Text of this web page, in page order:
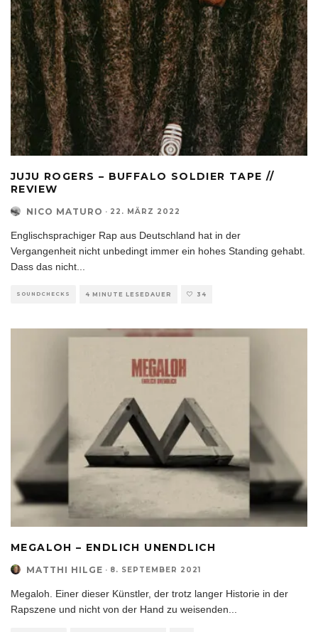
JUJU ROGERS – BUFFALO SOLDIER TAPE //
REVIEW
NICO MATURO · 22. MÄRZ 2022
Englischsprachiger Rap aus Deutschland hat in der
Vergangenheit nicht unbedingt immer ein hohes Standing gehabt.
Dass das nicht
SOUNDCHECKS 4 MINUTE LESEDAUER 34
MEGALOH – ENDLICH UNENDLICH
MATTHI HILGE · 8. SEPTEMBER 2021
Megaloh. Einer dieser Künstler, der trotz langer Historie in der
Rapszene und nicht von der Hand zu weisenden